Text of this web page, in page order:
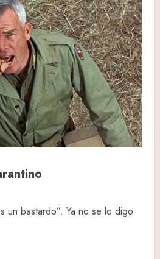
un bastardo”. Ya no se lo digo